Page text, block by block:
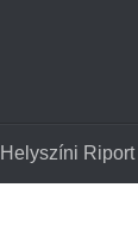
Helyszíni Riport